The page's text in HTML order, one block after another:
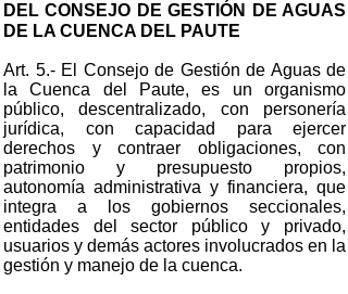
DEL CONSEJO DE GESTIÓN DE AGUAS
DE LA CUENCA DEL PAUTE
Art. 5.- El Consejo de Gestión de Aguas de
la Cuenca del Paute, es un organismo
público, descentralizado, con personería
jurídica, con capacidad para ejercer
derechos y contraer obligaciones, con
patrimonio y presupuesto propios,
autonomía administrativa y financiera, que
integra a los gobiernos seccionales,
entidades del sector público y privado,
usuarios y demás actores involucrados en la
gestión y manejo de la cuenca.